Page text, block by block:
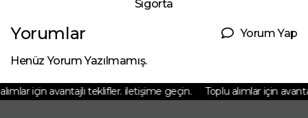
Sigorta
Yorumlar Yorum Yap
Henüz Yorum Yazılmamış.
için avantajlı teklifler. iletişime geçin. Toplu alımlar için